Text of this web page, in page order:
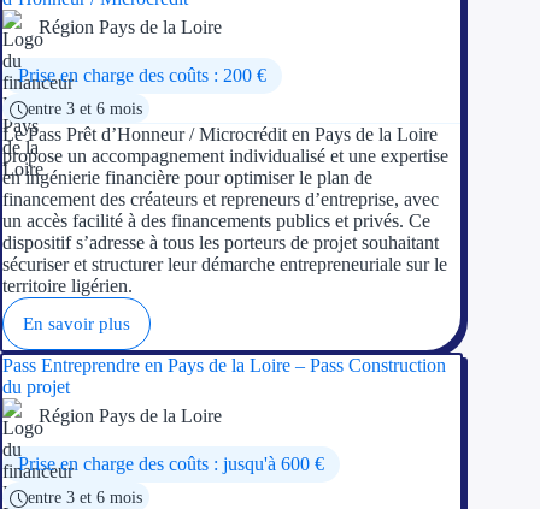
Région Pays de la Loire
Prise en charge des coûts : 200 €
entre 3 et 6 mois
Le Pass Prêt d’Honneur / Microcrédit en Pays de la Loire
propose un accompagnement individualisé et une expertise
en ingénierie financière pour optimiser le plan de
financement des créateurs et repreneurs d’entreprise, avec
un accès facilité à des financements publics et privés. Ce
dispositif s’adresse à tous les porteurs de projet souhaitant
sécuriser et structurer leur démarche entrepreneuriale sur le
territoire ligérien.
En savoir plus
Pass Entreprendre en Pays de la Loire – Pass Construction
du projet
Région Pays de la Loire
Prise en charge des coûts : jusqu'à 600 €
entre 3 et 6 mois